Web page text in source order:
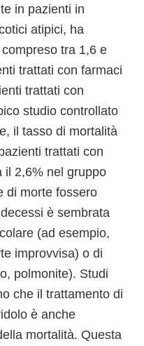
in pazienti in
atipici, ha
tra 1,6 e
trattati con farmaci
trattati con
studio controllato
il tasso di mortalità
trattati con
il 2,6% nel gruppo
di morte fossero
è sembrata
(ad esempio,
improvvisa) o di
polmonite). Studi
che il trattamento di
è anche
mortalità. Questa